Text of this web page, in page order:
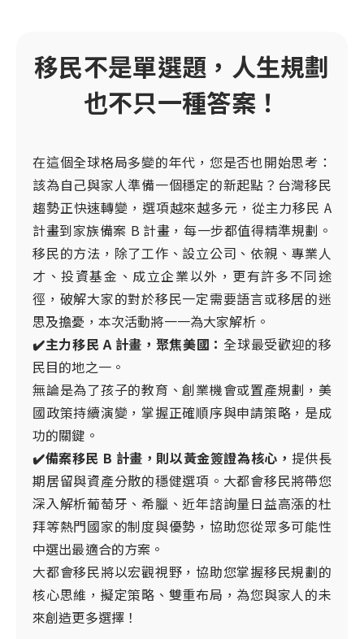
賽普勒斯
泰國
馬來西亞
菲律賓
日本
台灣
聖多美普林西比
義大利概述
保加利亞概述
新加坡概述
泰國概述
馬來西亞概述
菲律賓概述
日本概述
台灣概述
聖多美普林西比概述
移民不是單選題，人生規劃
也不只一種答案！
在這個全球格局多變的年代，您是否也開始思考：
該為自己與家人準備一個穩定的新起點？台灣移民
趨勢正快速轉變，選項越來越多元，從主力移民 A
計畫到家族備案 B 計畫，每一步都值得精準規劃。
移民的方法，除了工作、設立公司、依親、專業人
才、投資基金、成立企業以外，更有許多不同途
徑，破解大家的對於移民一定需要語言或移居的迷
思及擔憂，本次活動將一一為大家解析。
✔️主力移民 A 計畫，聚焦美國：全球最受歡迎的移
民目的地之一。
無論是為了孩子的教育、創業機會或置產規劃，美
國政策持續演變，掌握正確順序與申請策略，是成
功的關鍵。
✔️備案移民 B 計畫，則以黃金簽證為核心， 提供長
期居留與資產分散的穩健選項。大都會移民將帶您
深入解析葡萄牙、希臘、近年諮詢量日益高漲的杜
拜等熱門國家的制度與優勢，協助您從眾多可能性
中選出最適合的方案。
大都會移民將以宏觀視野，協助您掌握移民規劃的
核心思維，擬定策略、雙重布局，為您與家人的未
來創造更多選擇！